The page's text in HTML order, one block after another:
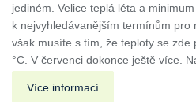
jediném. Velice teplá léta a
k nejvyhledávanějším termínům pro
však musíte s tím, že teploty se zde
°C. V červenci dokonce ještě více.
Více informací